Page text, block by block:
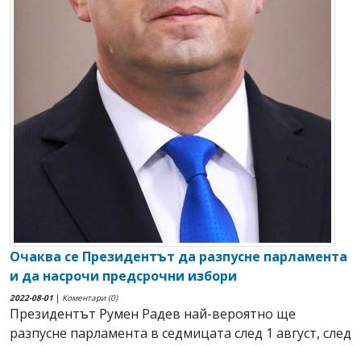
Очаква се Президентът да разпусне парламента
и да насрочи предсрочни избори
2022-08-01 | Коментари (0)
Президентът Румен Радев най-вероятно ще
разпусне парламента в седмицата след 1 август, след